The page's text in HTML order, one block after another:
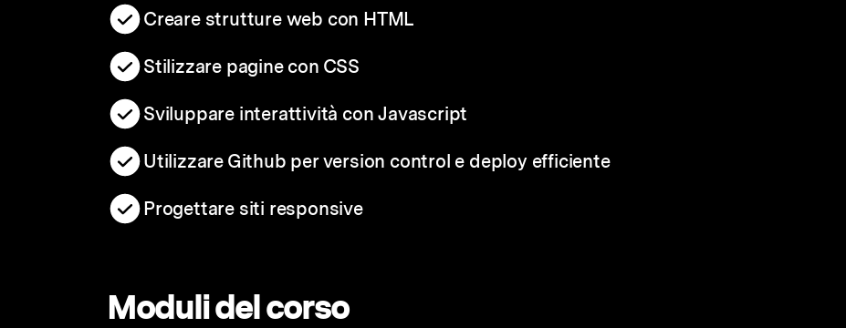
Creare strutture web con HTML
Stilizzare pagine con CSS
Sviluppare interattività con Javascript
Utilizzare Github per version control e deploy efficiente
Progettare siti responsive
Moduli del corso